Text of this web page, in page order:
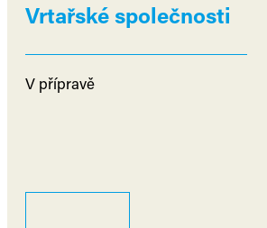
Vrtařské společnosti
V přípravě